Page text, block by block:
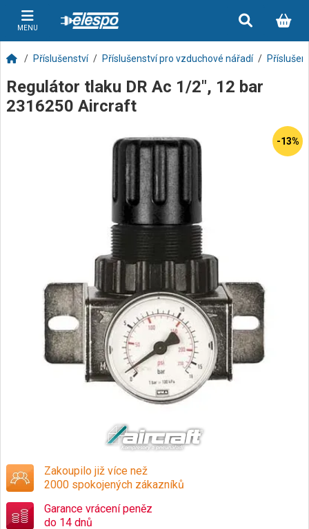
MENU
Příslušenství Příslušenství pro vzduchové nářadí
Regulátor tlaku DR Ac 1/2", 12 bar
2316250 Aircraft
-13%
Zakoupilo již více než
2000 spokojených zákazníků
Garance vrácení peněz
do 14 dnů